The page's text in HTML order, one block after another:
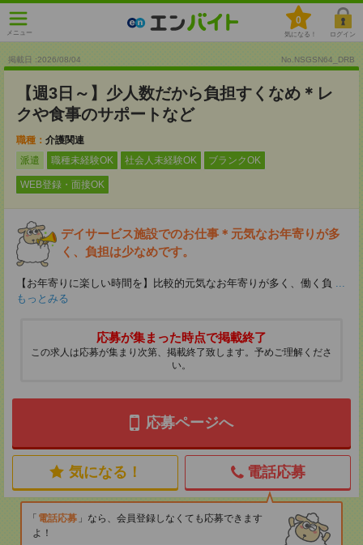
メニュー
0
気になる！ ログイン
掲載日 :2026/08/04 No.NSGSN64_DRB
【週3日～】少人数だから負担すくなめ＊レ
クや食事のサポートなど
職種： 介護関連
派遣
職種未経験OK 社会人未経験OK ブランクOK
WEB登録・面接OK
デイサービス施設でのお仕事＊元気なお年寄りが多
く、負担は少なめです。
【お年寄りに楽しい時間を】比較的元気なお年寄りが多く、働く負 ...
もっとみる
応募が集まった時点で掲載終了
この求人は応募が集まり次第、掲載終了致します。予めご理解くださ
い。
応募ページへ
気になる！ 電話応募
電話応募
なら、会員登録しなくても応募できます
よ！